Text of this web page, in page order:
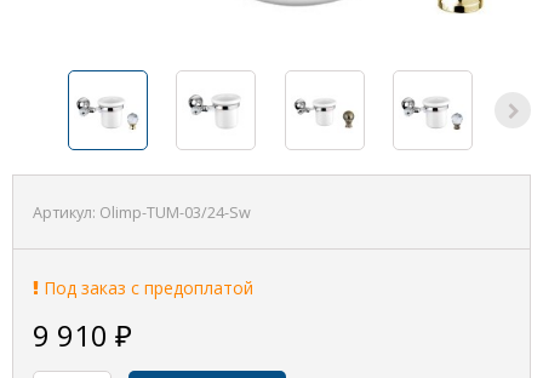
Артикул: Olimp-ТUM-03/24-Sw
Под заказ с предоплатой
9 910 ₽